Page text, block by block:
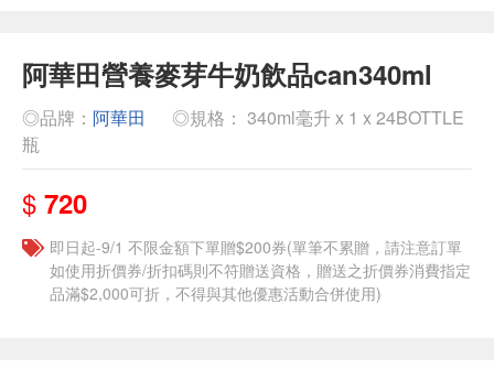
阿華田營養麥芽牛奶飲品can340ml
◎品牌： 阿華田
◎規格： 340ml毫升 x 1 x 24BOTTLE
瓶
$ 720
即日起-9/1 不限金額下單贈$200券(單筆不累贈，請注意訂單
如使用折價券/折扣碼則不符贈送資格，贈送之折價券消費指定
品滿$2,000可折，不得與其他優惠活動合併使用)